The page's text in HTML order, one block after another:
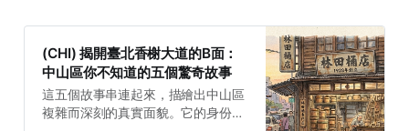
(CHI) 揭開臺北香榭大道的B面：
中山區你不知道的五個驚奇故事
這五個故事串連起來，描繪出中山區
複雜而深刻的真實面貌。它的身份，